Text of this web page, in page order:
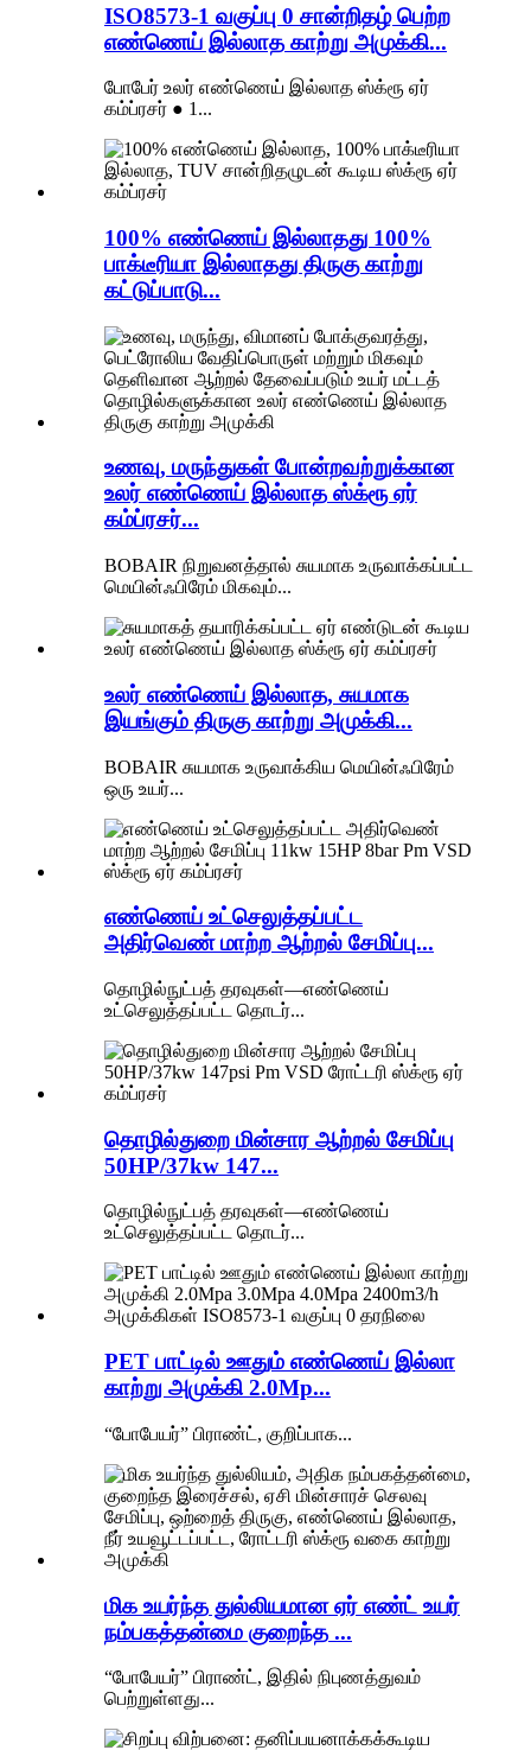
ISO8573-1 வகுப்பு 0 சான்றிதழ் பெற்ற
எண்ணெய் இல்லாத காற்று அமுக்கி...
போபேர் உலர் எண்ணெய் இல்லாத ஸ்க்ரூ ஏர்
கம்ப்ரசர் ● 1...
100% எண்ணெய் இல்லாதது 100%
பாக்டீரியா இல்லாதது திருகு காற்று
கட்டுப்பாடு...
உணவு, மருந்துகள் போன்றவற்றுக்கான
உலர் எண்ணெய் இல்லாத ஸ்க்ரூ ஏர்
கம்ப்ரசர்...
BOBAIR நிறுவனத்தால் சுயமாக உருவாக்கப்பட்ட
மெயின்ஃபிரேம் மிகவும்...
உலர் எண்ணெய் இல்லாத, சுயமாக
இயங்கும் திருகு காற்று அமுக்கி...
BOBAIR சுயமாக உருவாக்கிய மெயின்ஃபிரேம்
ஒரு உயர்...
எண்ணெய் உட்செலுத்தப்பட்ட
அதிர்வெண் மாற்ற ஆற்றல் சேமிப்பு...
தொழில்நுட்பத் தரவுகள்—எண்ணெய்
உட்செலுத்தப்பட்ட தொடர்...
தொழில்துறை மின்சார ஆற்றல் சேமிப்பு
50HP/37kw 147...
தொழில்நுட்பத் தரவுகள்—எண்ணெய்
உட்செலுத்தப்பட்ட தொடர்...
PET பாட்டில் ஊதும் எண்ணெய் இல்லா
காற்று அமுக்கி 2.0Mp...
“போபேயர்” பிராண்ட், குறிப்பாக...
மிக உயர்ந்த துல்லியமான ஏர் எண்ட் உயர்
நம்பகத்தன்மை குறைந்த ...
“போபேயர்” பிராண்ட், இதில் நிபுணத்துவம்
பெற்றுள்ளது...